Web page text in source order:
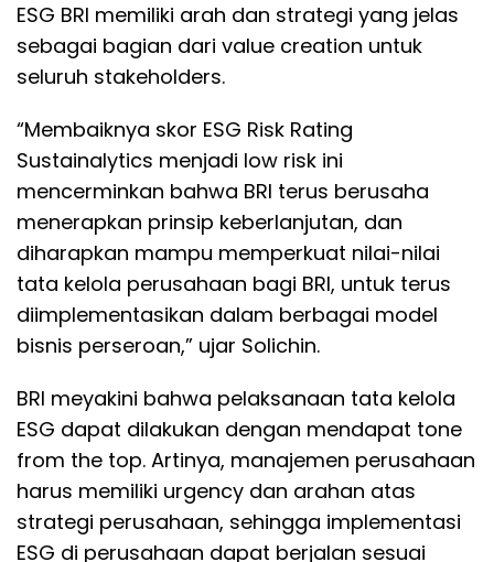
ESG BRI memiliki arah dan strategi yang jelas
sebagai bagian dari value creation untuk
seluruh stakeholders.
“Membaiknya skor ESG Risk Rating
Sustainalytics menjadi low risk ini
mencerminkan bahwa BRI terus berusaha
menerapkan prinsip keberlanjutan, dan
diharapkan mampu memperkuat nilai-nilai
tata kelola perusahaan bagi BRI, untuk terus
diimplementasikan dalam berbagai model
bisnis perseroan,” ujar Solichin.
BRI meyakini bahwa pelaksanaan tata kelola
ESG dapat dilakukan dengan mendapat tone
from the top. Artinya, manajemen perusahaan
harus memiliki urgency dan arahan atas
strategi perusahaan, sehingga implementasi
ESG di perusahaan dapat berjalan sesuai